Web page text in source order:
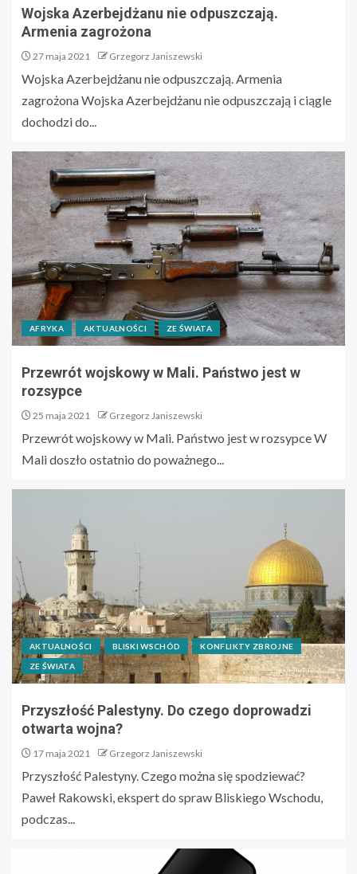
Wojska Azerbejdżanu nie odpuszczają.
Armenia zagrożona
27 maja 2021 Grzegorz Janiszewski
Wojska Azerbejdżanu nie odpuszczają. Armenia
zagrożona Wojska Azerbejdżanu nie odpuszczają i ciągle
dochodzi do...
AFRYKA AKTUALNOŚCI ZE ŚWIATA
Przewrót wojskowy w Mali. Państwo jest w
rozsypce
25 maja 2021 Grzegorz Janiszewski
Przewrót wojskowy w Mali. Państwo jest w rozsypce W
Mali doszło ostatnio do poważnego...
AKTUALNOŚCI BLISKI WSCHÓD KONFLIKTY ZBROJNE
ZE ŚWIATA
Przyszłość Palestyny. Do czego doprowadzi
otwarta wojna?
17 maja 2021 Grzegorz Janiszewski
Przyszłość Palestyny. Czego można się spodziewać?
Paweł Rakowski, ekspert do spraw Bliskiego Wschodu,
podczas...